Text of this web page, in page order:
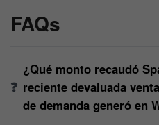
FAQs
¿Qué monto recaudó
reciente devaluada
de demanda generó en